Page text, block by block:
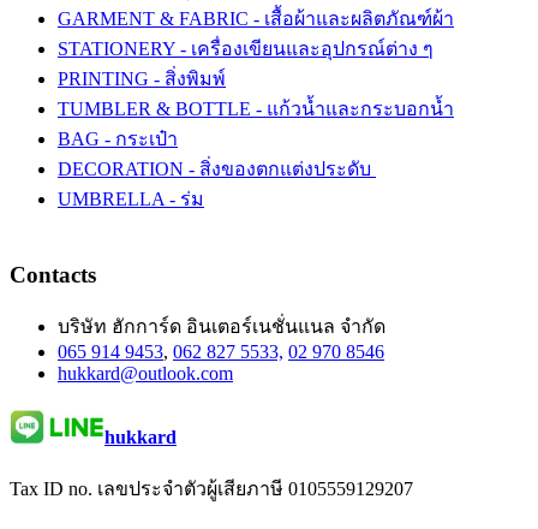
GARMENT & FABRIC - เสื้อผ้าและผลิตภัณฑ์ผ้า
STATIONERY - เครื่องเขียนและอุปกรณ์ต่าง ๆ
PRINTING - สิ่งพิมพ์
TUMBLER & BOTTLE - แก้วน้ำและกระบอกน้ำ
BAG - กระเป๋า
DECORATION - สิ่งของตกแต่งประดับ
UMBRELLA - ร่ม
Contacts
บริษัท ฮักการ์ด อินเตอร์เนชั่นแนล จำกัด
065 914 9453, 062 827 5533, 02 970 8546
hukkard@outlook.com
hukkard
Tax ID no. เลขประจำตัวผู้เสียภาษี 0105559129207